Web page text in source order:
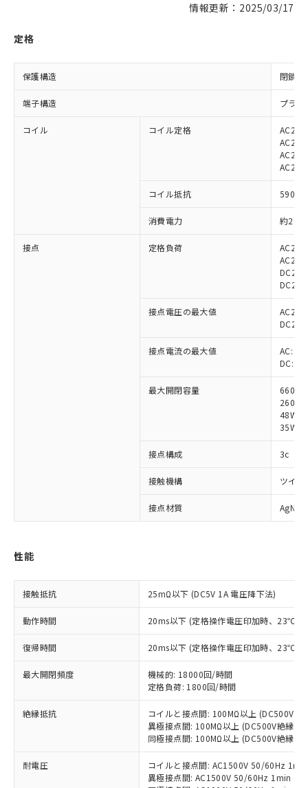
情報更新：2025/03/17
定格
保護構造 閉鎖型
端子構造 プラ
コイル コイル定格
コイル抵抗 5900Ω
消費電力 約2.3
接点 定格負荷
接点電圧の最大値
接点電流の最大値
AC: 3A
DC: 3A
最大開閉容量
660VA
48W (
35W (
接点構成 3c
接触機構 ツイン
接点材質 AgNi
性能
接触抵抗 25mΩ以下 (DC5V 1A 電圧降下法)
動作時間 20ms以下 (定格操作電圧印加時、23℃、
復帰時間 20ms以下 (定格操作電圧印加時、23℃、
最大開閉頻度
機械的: 18000回/時間
定格負荷: 1800回/時間
絶縁抵抗
コイルと接点間: 100MΩ以上 (DC500V絶
異極接点間: 100MΩ以上 (DC500V絶縁抵
同極接点間: 100MΩ以上 (DC500V絶縁抵
耐電圧
コイルと接点間: AC1500V 50/60Hz 1min
異極接点間: AC1500V 50/60Hz 1min
以下の条件をお読みいただき、同意のうえ
ご利用ください。
本サービスは、当社制御機器事業取扱
商品の当社在庫状況および標準価格
(税抜)を提供させていただくもので
当社制御機器事業取扱商品の中には、
本サービスの対象外となる商品もある
ことをご了承ください。
在庫状況および標準価格照会結果は、
記載している更新日時点での社内デー
タに基づき作成されるものであり、閲
対応済み：EU RoHS指令（10物質）の
非含有に対応した製品が提供可能な商品で
商品です。
対応予定なし：EU RoHS指令（10物質）の
定はありません。
調査・確認中：EU RoHS指令（10物質）の
非含有の対応状況を調査中または確認中の
商品です。
非該当品：ライセンス料など無形物で、有
害物質有無と関係のない商品です。
仕入先様の事情により、非含有部品として
いたものが、含有品と判明した場合などや
むを得ず変更することがあります。
*EU RoHS指令（10物質）：
鉛(Pb) 1000ppm以下、 水銀(Hg) 1000ppm以下、 カド
※1 中国RoHS○×表
「○」：最大均質材料含有率が中国RoHSの
基準値以下であることを示します。
「×」：最大均質材料含有率が中国RoHSの
基準値を超えていることを示します。
「－」：未確認です。当社販売部門へお問
い合わせください。
*中国RoHS10物質の基準値 (GB/T26572)：
当社は、これら貴社製品のうち、外国
為替および外国貿易法に定める商品
（以下｢規制貨物等」という）を輸出
または国外への提供する場合は、日本